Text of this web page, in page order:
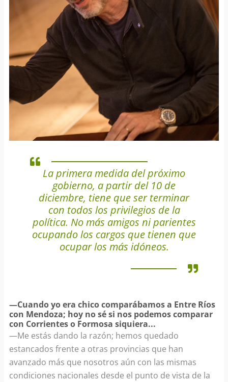
La primera medida del próximo
gobierno, a partir del 10 de
diciembre, tiene que ser terminar
con todos los privilegios de la
política. No más amigos ni parientes
ocupando los cargos que tienen que
ocupar los más idóneos.
—Cuando yo era chico comparábamos a Entre Ríos
con Mendoza; hoy no sé si nos podemos comparar
con Corrientes o Formosa siquiera...
—Me estás dando la razón; hemos quedado
estancados frente a otras provincias que han
avanzado más que nosotros aún con las mismas
condiciones nacionales desde el punto de vista de la